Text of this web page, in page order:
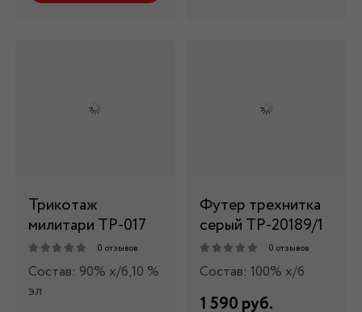
Трикотаж
милитари ТР-017
0 отзывов
Состав: 90% х/б,10 %
эл
Футер трехнитка
серый ТР-20189/1
0 отзывов
Состав: 100% х/б
1 590 руб.